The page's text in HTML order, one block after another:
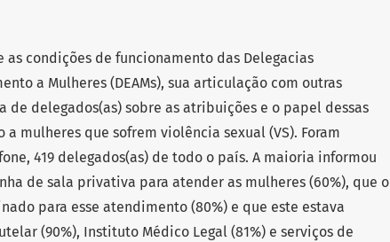
as condições de funcionamento das Delegacias
a Mulheres (DEAMs), sua articulação com outras
de delegados(as) sobre as atribuições e o papel dessas
mulheres que sofrem violência sexual (VS). Foram
419 delegados(as) de todo o país. A maioria informou
de sala privativa para atender as mulheres (60%), que o
para esse atendimento (80%) e que este estava
(90%), Instituto Médico Legal (81%) e serviços de